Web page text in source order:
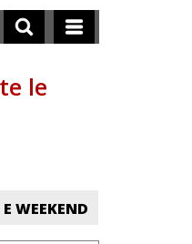
le
WEEKEND